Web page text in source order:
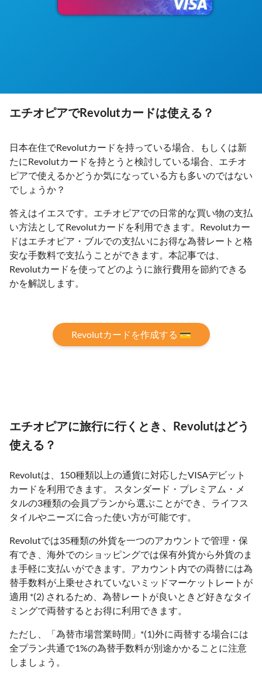
エチオピアでRevolutカードは使える？
日本在住でRevolutカードを持っている場合、もしくは新
たにRevolutカードを持とうと検討している場合、エチオ
ピアで使えるかどうか気になっている方も多いのではない
でしょうか？
答えはイエスです。エチオピアでの日常的な買い物の支払
い方法としてRevolutカードを利用できます。Revolutカー
ドはエチオピア・ブルでの支払いにお得な為替レートと格
安な手数料で支払うことができます。本記事では、
Revolutカードを使ってどのように旅行費用を節約できる
かを解説します。
Revolutカードを作成する 💳
エチオピアに旅行に行くとき、Revolutはどう
使える？
Revolutは、150種類以上の通貨に対応したVISAデビット
カードを利用できます。 スタンダード・プレミアム・メ
タルの3種類の会員プランから選ぶことができ、ライフス
タイルやニーズに合った使い方が可能です。
Revolutでは35種類の外貨を一つのアカウントで管理・保
有でき、海外でのショッピングでは保有外貨から外貨のま
ま手軽に支払いができます。アカウント内での両替には為
替手数料が上乗せされていないミッドマーケットレートが
適用 *(2) されるため、為替レートが良いときど好きなタイ
ミングで両替するとお得に利用できます。
ただし、「為替市場営業時間」*(1)外に両替する場合には
全プラン共通で1%の為替手数料が別途かかることに注意
しましょう。